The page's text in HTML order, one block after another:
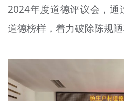
未成年人思想道德建设
榜样人物
身边好人
文明评论
2024年度道德评议会，
道德榜样，着力破除陈规陋